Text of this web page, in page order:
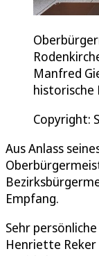
Manfred
historische
Copyright:
Aus Anlass
Empfang.
Sehr
Henriette